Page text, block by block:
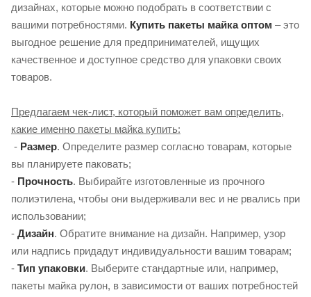
дизайнах, которые можно подобрать в соответствии с
вашими потребностями. Купить пакеты майка оптом – это
выгодное решение для предпринимателей, ищущих
качественное и доступное средство для упаковки своих
товаров.
Предлагаем чек-лист, который поможет вам определить,
какие именно пакеты майка купить:
- Размер. Определите размер согласно товарам, которые
вы планируете паковать;
- Прочность. Выбирайте изготовленные из прочного
полиэтилена, чтобы они выдерживали вес и не рвались при
использовании;
- Дизайн. Обратите внимание на дизайн. Например, узор
или надпись придадут индивидуальности вашим товарам;
- Тип упаковки. Выберите стандартные или, например,
пакеты майка рулон, в зависимости от ваших потребностей